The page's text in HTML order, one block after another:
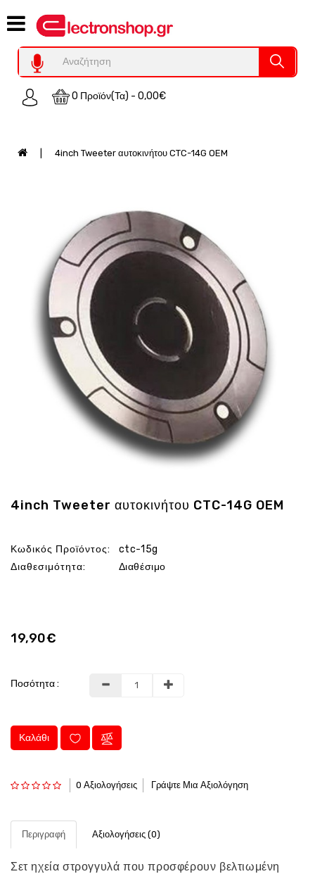
0 Προϊόν(τα) - 0,00€
Category
Υπολογιστες
REFURBISHED
Χειριστήρια
Παρακολούθηση
Εξοπλισμός
Τεχνολογία
Φωτοβολταικά-
Ενέργεια
Αθλητισμός
Προσφορες
4inch Tweeter αυτοκινήτου CTC-14G OEM
4inch Tweeter αυτοκινήτου CTC-14G OEM
Κωδικός Προϊόντος:
ctc-15g
Διαθεσιμότητα:
Διαθέσιμο
19,90€
Ποσότητα :
Καλάθι
0 Αξιολογήσεις Γράψτε Μια Αξιολόγηση
Περιγραφή Αξιολογήσεις (0)
Σετ ηχεία στρογγυλά που προσφέρουν βελτιωμένη